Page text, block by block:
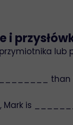
i
lub
than
Mark is